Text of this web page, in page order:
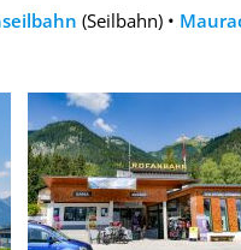
(Seilbahn) •